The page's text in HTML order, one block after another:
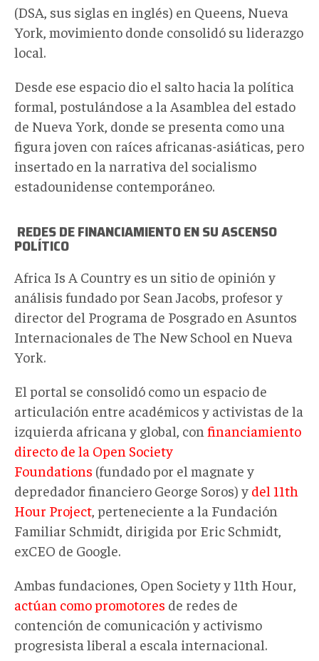
(DSA, sus siglas en inglés) en Queens, Nueva
York, movimiento donde consolidó su liderazgo
local.
Desde ese espacio dio el salto hacia la política
formal, postulándose a la Asamblea del estado
de Nueva York, donde se presenta como una
figura joven con raíces africanas-asiáticas, pero
insertado en la narrativa del socialismo
estadounidense contemporáneo.
REDES DEFINANCIAMIENTO EN SU ASCENSO
POLÍTICO
Africa Is A Country es un sitio de opinión y
análisis fundado por Sean Jacobs, profesor y
director del Programa de Posgrado en Asuntos
Internacionales de The New School en Nueva
York.
El portal se consolidó como un espacio de
articulación entre académicos y activistas de la
izquierda africana y global, con financiamiento
directo de la Open Society
Foundations (fundado por el magnate y
depredador financiero George Soros) y del 11th
Hour Project , perteneciente a la Fundación
Familiar Schmidt, dirigida por Eric Schmidt,
exCEO de Google.
Ambas fundaciones, Open Society y 11th Hour,
actúan como promotores de redes de
contención de comunicación y activismo
progresista liberal a escala internacional.